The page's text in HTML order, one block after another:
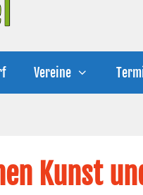
Vereine
Kunst